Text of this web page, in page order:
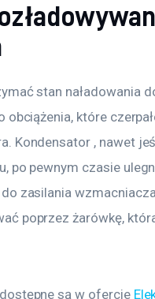
stan naładowania
obciążenia, które
Kondensator , nawet
po pewnym czasie
zasilania
poprzez żarówkę,
są w ofercie